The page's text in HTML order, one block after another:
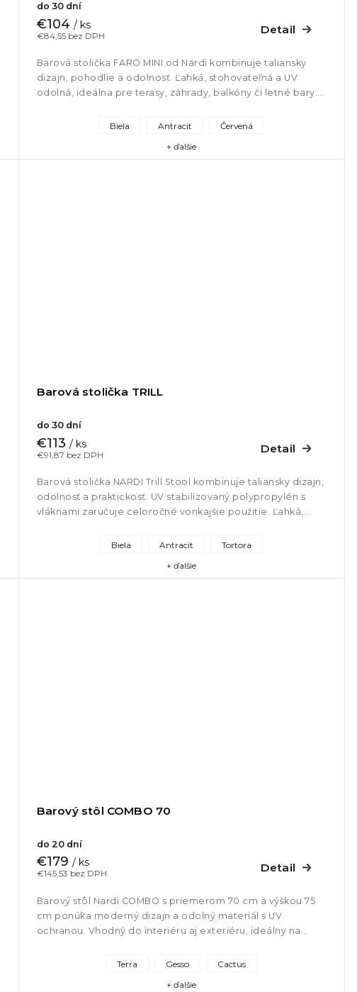
do 30 dní
€84,55 bez DPH
€104 / ks Detail
Barová stolička FARO MINI od Nardi kombinuje taliansky
dizajn, pohodlie a odolnosť. Ľahká, stohovateľná a UV
odolná, ideálna pre terasy, záhrady, balkóny či letné bary....
Biela Antracit Červená
+ ďalšie
Barová stolička TRILL
do 30 dní
€91,87 bez DPH
€113 / ks Detail
Barová stolička NARDI Trill Stool kombinuje taliansky dizajn,
odolnosť a praktickosť. UV stabilizovaný polypropylén s
vláknami zaručuje celoročné vonkajšie použitie. Ľahká,...
Biela Antracit Tortora
+ ďalšie
Barový stôl COMBO 70
do 20 dní
€145,53 bez DPH
€179 / ks Detail
Barový stôl Nardi COMBO s priemerom 70 cm a výškou 75
cm ponúka moderný dizajn a odolný materiál s UV
ochranou. Vhodný do interiéru aj exteriéru, ideálny na
Terra
Gesso Cactus
+ ďalšie